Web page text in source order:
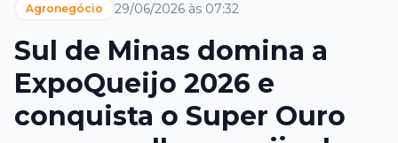
Agronegócio 29/06/2026 às 07:32
Sul de Minas domina a
ExpoQueijo 2026 e
conquista o Super Ouro